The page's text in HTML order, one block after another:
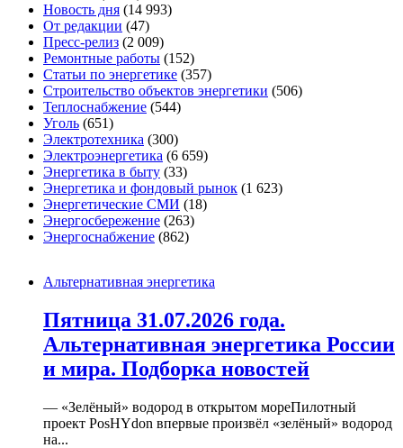
Новость дня (14 993)
От редакции (47)
Пресс-релиз (2 009)
Ремонтные работы (152)
Статьи по энергетике (357)
Строительство объектов энергетики (506)
Теплоснабжение (544)
Уголь (651)
Электротехника (300)
Электроэнергетика (6 659)
Энергетика в быту (33)
Энергетика и фондовый рынок (1 623)
Энергетические СМИ (18)
Энергосбережение (263)
Энергоснабжение (862)
Альтернативная энергетика
Пятница 31.07.2026 года.
Альтернативная энергетика России
и мира. Подборка новостей
— «Зелёный» водород в открытом мореПилотный
проект PosHYdon впервые произвёл «зелёный» водород
на...